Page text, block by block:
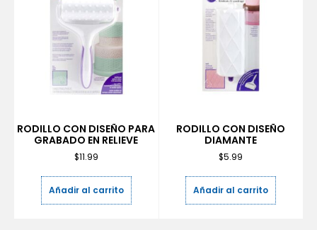
RODILLO CON DISEÑO PARA
GRABADO EN RELIEVE
$11.99
Añadir al carrito
RODILLO CON DISEÑO
DIAMANTE
$5.99
Añadir al carrito